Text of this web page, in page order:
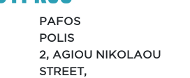
PAFOS
POLIS
2, AGIOU NIKOLAOU
STREET,